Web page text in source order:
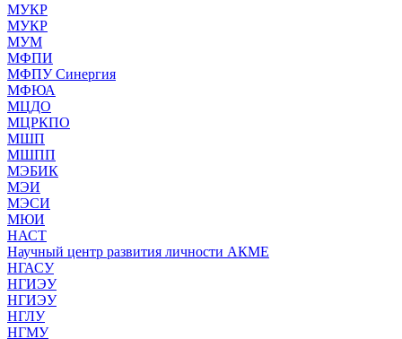
МУКР
МУКР
МУМ
МФПИ
МФПУ Синергия
МФЮА
МЦДО
МЦРКПО
МШП
МШПП
МЭБИК
МЭИ
МЭСИ
МЮИ
НАСТ
Научный центр развития личности АКМЕ
НГАСУ
НГИЭУ
НГИЭУ
НГЛУ
НГМУ